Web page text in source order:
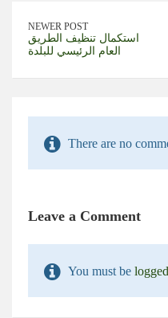
NEWER POST
استكمال تنظيف الطريق
العام الرئيسي للبلدة
There are no
Leave a Comment
You must be